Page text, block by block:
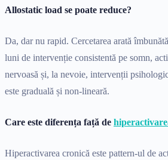
Allostatic load se poate reduce?
Da, dar nu rapid. Cercetarea arată
luni de intervenție consistentă pe somn,
nervoasă și, la nevoie, intervenții
este graduală și non-lineară.
Care este diferența față de
Hiperactivarea cronică este pattern-ul de